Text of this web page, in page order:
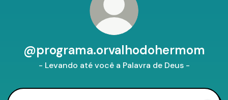
@programa.orvalhodohermom
- Levando até você a Palavra de Deus -